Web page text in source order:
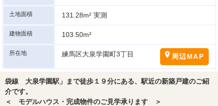
土地面積 131.28m² 実測
建物面積 103.50m²
所在地 練馬区大泉学園町3丁目 周辺MAP
袋線 大泉学園駅」まで徒歩１９分にある、駅近の新築戸建のご紹
介です。
＜ モデルハウス・完成物件のご見学承ります ＞